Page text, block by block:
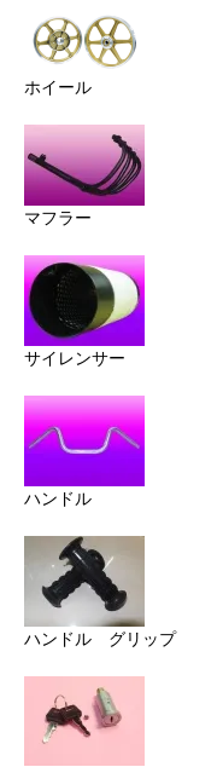
ホイール
マフラー
サイレンサー
ハンドル
ハンドル グリップ